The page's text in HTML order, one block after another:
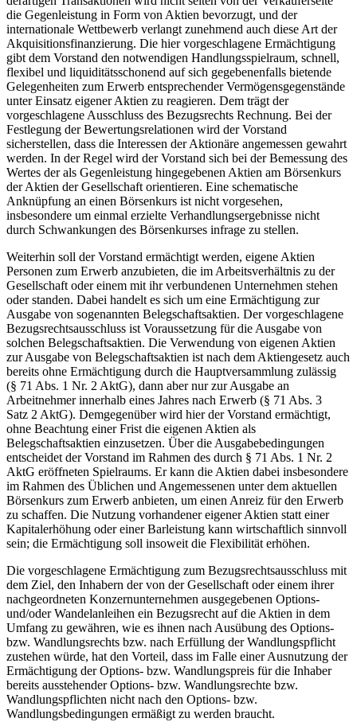
die Gegenleistung in Form von Aktien bevorzugt, und der
internationale Wettbewerb verlangt zunehmend auch diese Art der
Akquisitionsfinanzierung. Die hier vorgeschlagene Ermächtigung
gibt dem Vorstand den notwendigen Handlungsspielraum, schnell,
flexibel und liquiditätsschonend auf sich gegebenenfalls bietende
Gelegenheiten zum Erwerb entsprechender Vermögensgegenstände
unter Einsatz eigener Aktien zu reagieren. Dem trägt der
vorgeschlagene Ausschluss des Bezugsrechts Rechnung. Bei der
Festlegung der Bewertungsrelationen wird der Vorstand
sicherstellen, dass die Interessen der Aktionäre angemessen gewahrt
werden. In der Regel wird der Vorstand sich bei der Bemessung des
Wertes der als Gegenleistung hingegebenen Aktien am Börsenkurs
der Aktien der Gesellschaft orientieren. Eine schematische
Anknüpfung an einen Börsenkurs ist nicht vorgesehen,
insbesondere um einmal erzielte Verhandlungsergebnisse nicht
durch Schwankungen des Börsenkurses infrage zu stellen.
Weiterhin soll der Vorstand ermächtigt werden, eigene Aktien
Personen zum Erwerb anzubieten, die im Arbeitsverhältnis zu der
Gesellschaft oder einem mit ihr verbundenen Unternehmen stehen
oder standen. Dabei handelt es sich um eine Ermächtigung zur
Ausgabe von sogenannten Belegschaftsaktien. Der vorgeschlagene
Bezugsrechtsausschluss ist Voraussetzung für die Ausgabe von
solchen Belegschaftsaktien. Die Verwendung von eigenen Aktien
zur Ausgabe von Belegschaftsaktien ist nach dem Aktiengesetz auch
bereits ohne Ermächtigung durch die Hauptversammlung zulässig
(§ 71 Abs. 1 Nr. 2 AktG), dann aber nur zur Ausgabe an
Arbeitnehmer innerhalb eines Jahres nach Erwerb (§ 71 Abs. 3
Satz 2 AktG). Demgegenüber wird hier der Vorstand ermächtigt,
ohne Beachtung einer Frist die eigenen Aktien als
Belegschaftsaktien einzusetzen. Über die Ausgabebedingungen
entscheidet der Vorstand im Rahmen des durch § 71 Abs. 1 Nr. 2
AktG eröffneten Spielraums. Er kann die Aktien dabei insbesondere
im Rahmen des Üblichen und Angemessenen unter dem aktuellen
Börsenkurs zum Erwerb anbieten, um einen Anreiz für den Erwerb
zu schaffen. Die Nutzung vorhandener eigener Aktien statt einer
Kapitalerhöhung oder einer Barleistung kann wirtschaftlich sinnvoll
sein; die Ermächtigung soll insoweit die Flexibilität erhöhen.
Die vorgeschlagene Ermächtigung zum Bezugsrechtsausschluss mit
dem Ziel, den Inhabern der von der Gesellschaft oder einem ihrer
nachgeordneten Konzernunternehmen ausgegebenen Options-
und/oder Wandelanleihen ein Bezugsrecht auf die Aktien in dem
Umfang zu gewähren, wie es ihnen nach Ausübung des Options-
bzw. Wandlungsrechts bzw. nach Erfüllung der Wandlungspflicht
zustehen würde, hat den Vorteil, dass im Falle einer Ausnutzung der
Ermächtigung der Options- bzw. Wandlungspreis für die Inhaber
bereits ausstehender Options- bzw. Wandlungsrechte bzw.
Wandlungspflichten nicht nach den Options- bzw.
Wandlungsbedingungen ermäßigt zu werden braucht.